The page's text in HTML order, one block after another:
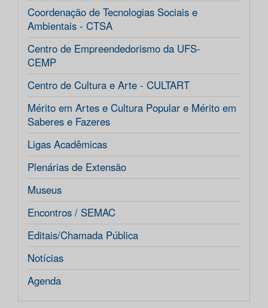
Coordenação de Tecnologias Sociais e
Ambientais - CTSA
Centro de Empreendedorismo da UFS-
CEMP
Centro de Cultura e Arte - CULTART
Mérito em Artes e Cultura Popular e Mérito em
Saberes e Fazeres
Ligas Acadêmicas
Plenárias de Extensão
Museus
Encontros / SEMAC
Editais/Chamada Pública
Notícias
Agenda